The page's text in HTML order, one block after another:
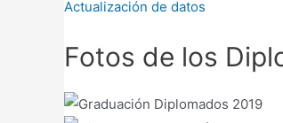
Actualización de datos
Fotos de los